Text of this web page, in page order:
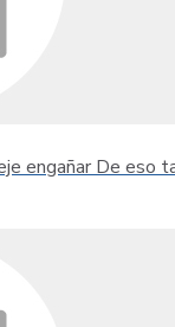
engañar De eso